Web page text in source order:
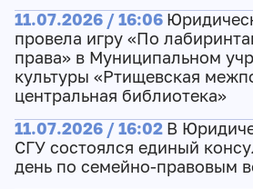
11.07.2026 / 16:06
провела игру «По
права» в Муниципальном
культуры «Ртищевская
центральная библиотека»
11.07.2026 / 16:02 В
СГУ состоялся единый
день по семейно-правовым